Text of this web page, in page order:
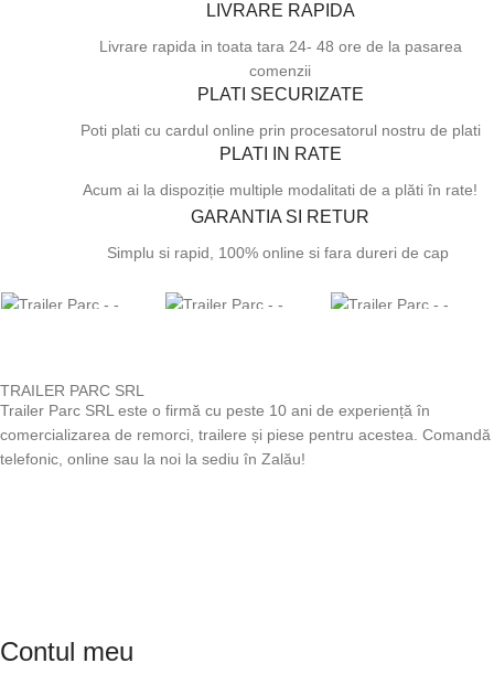
LIVRARE RAPIDA
Livrare rapida in toata tara 24- 48 ore de la pasarea
comenzii
PLATI SECURIZATE
Poti plati cu cardul online prin procesatorul nostru de plati
PLATI IN RATE
Acum ai la dispoziție multiple modalitati de a plăti în rate!
GARANTIA SI RETUR
Simplu si rapid, 100% online si fara dureri de cap
TRAILER PARC SRL
Trailer Parc SRL este o firmă cu peste 10 ani de experiență în
comercializarea de remorci, trailere și piese pentru acestea. Comandă
telefonic, online sau la noi la sediu în Zalău!
Contul meu